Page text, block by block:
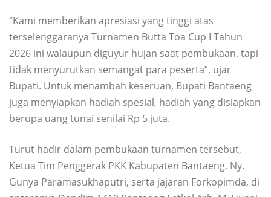
“Kami memberikan apresiasi yang tinggi atas
terselenggaranya Turnamen Butta Toa Cup I Tahun
2026 ini walaupun diguyur hujan saat pembukaan, tapi
tidak menyurutkan semangat para peserta”, ujar
Bupati. Untuk menambah keseruan, Bupati Bantaeng
juga menyiapkan hadiah spesial, hadiah yang disiapkan
berupa uang tunai senilai Rp 5 juta.
Turut hadir dalam pembukaan turnamen tersebut,
Ketua Tim Penggerak PKK Kabupaten Bantaeng, Ny.
Gunya Paramasukhaputri, serta jajaran Forkopimda, di